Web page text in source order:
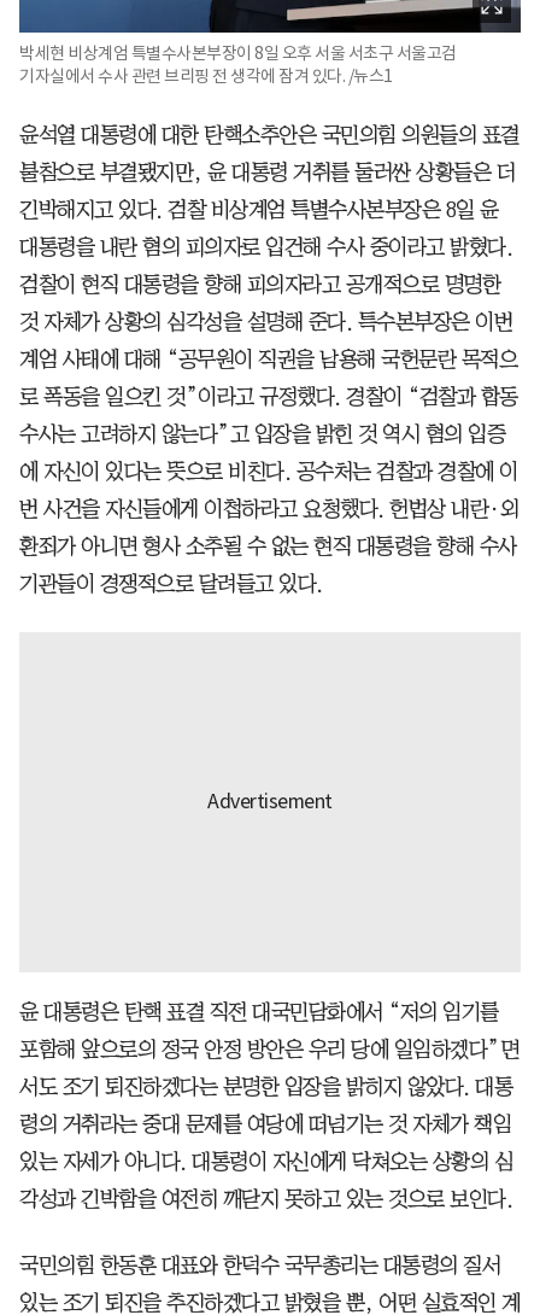
박세현 비상계엄 특별수사본부장이 8일 오후 서울 서초구 서울고검
기자실에서 수사 관련 브리핑 전 생각에 잠겨 있다. /뉴스1
윤석열 대통령에 대한 탄핵소추안은 국민의힘 의원들의 표결
불참으로 부결됐지만, 윤 대통령 거취를 둘러싼 상황들은 더
긴박해지고 있다. 검찰 비상계엄 특별수사본부장은 8일 윤
대통령을 내란 혐의 피의자로 입건해 수사 중이라고 밝혔다.
검찰이 현직 대통령을 향해 피의자라고 공개적으로 명명한
것 자체가 상황의 심각성을 설명해 준다. 특수본부장은 이번
계엄 사태에 대해 “공무원이 직권을 남용해 국헌문란 목적으
로 폭동을 일으킨 것”이라고 규정했다. 경찰이 “검찰과 합동
수사는 고려하지 않는다”고 입장을 밝힌 것 역시 혐의 입증
에 자신이 있다는 뜻으로 비친다. 공수처는 검찰과 경찰에 이
번 사건을 자신들에게 이첩하라고 요청했다. 헌법상 내란·외
환죄가 아니면 형사 소추될 수 없는 현직 대통령을 향해 수사
기관들이 경쟁적으로 달려들고 있다.
윤 대통령은 탄핵 표결 직전 대국민담화에서 “저의 임기를
포함해 앞으로의 정국 안정 방안은 우리 당에 일임하겠다”면
서도 조기 퇴진하겠다는 분명한 입장을 밝히지 않았다. 대통
령의 거취라는 중대 문제를 여당에 떠넘기는 것 자체가 책임
있는 자세가 아니다. 대통령이 자신에게 닥쳐오는 상황의 심
각성과 긴박함을 여전히 깨닫지 못하고 있는 것으로 보인다.
국민의힘 한동훈 대표와 한덕수 국무총리는 대통령의 질서
있는 조기 퇴진을 추진하겠다고 밝혔을 뿐, 어떤 실효적인 계